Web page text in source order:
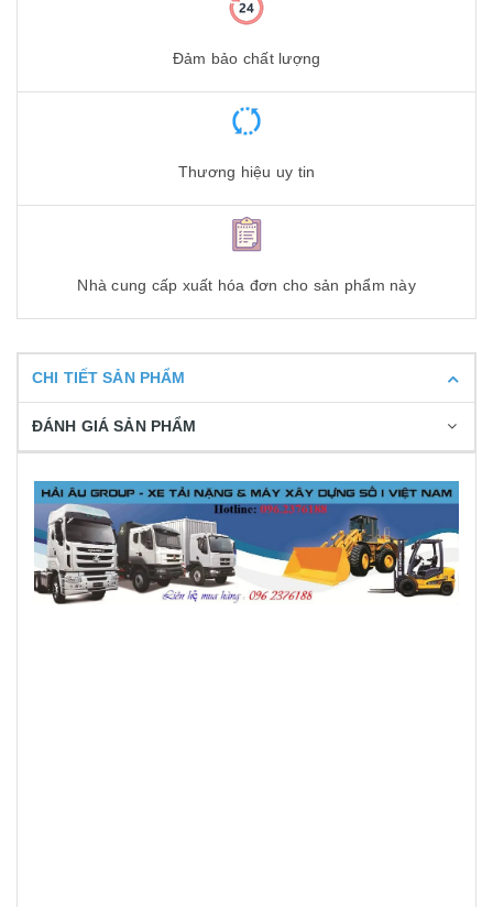
Đảm bảo chất lượng
Thương hiệu uy tin
Nhà cung cấp xuất hóa đơn cho sản phẩm này
CHI TIẾT SẢN PHẨM
ĐÁNH GIÁ SẢN PHẨM